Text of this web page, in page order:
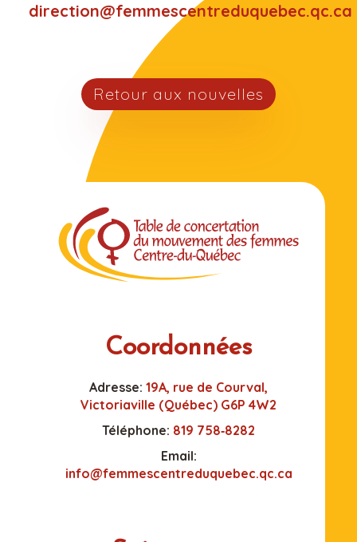
direction@femmescentreduquebec.qc.ca
Retour aux nouvelles
Coordonnées
Adresse: 19A, rue de Courval,
Victoriaville (Québec) G6P 4W2
Téléphone: 819 758‑8282
Email:
info@femmescentreduquebec.qc.ca